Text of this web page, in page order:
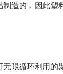
制造的，因此塑
无限循环利用的